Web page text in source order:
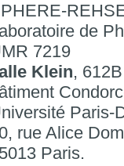
de
7219
Klein,
Paris-
rue Alice
Paris.